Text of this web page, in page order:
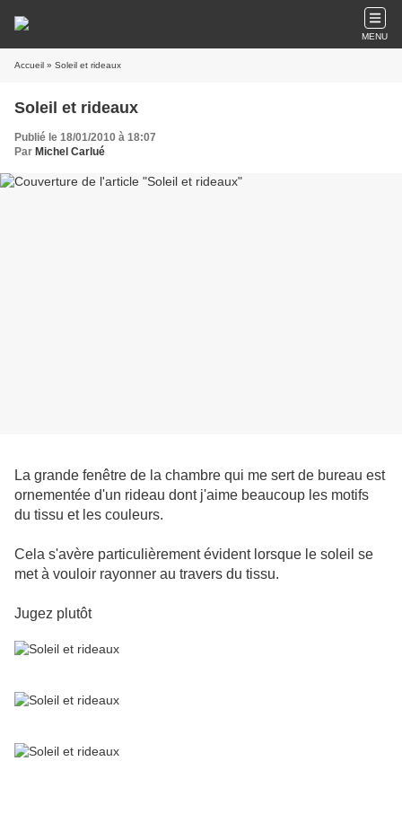
MENU
Accueil » Soleil et rideaux
Soleil et rideaux
Publié le 18/01/2010 à 18:07
Par Michel Carlué
La grande fenêtre de la chambre qui me sert de bureau est
ornementée d'un rideau dont j'aime beaucoup les motifs
du tissu et les couleurs.
Cela s'avère particulièrement évident lorsque le soleil se
met à vouloir rayonner au travers du tissu.
Jugez plutôt